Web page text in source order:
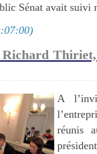
Sénat avait suivi
A
réunis